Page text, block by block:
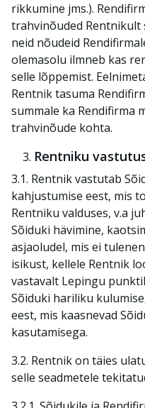
rikkumine jms.).
trahvinõuded Rentnikult
neid nõudeid
olemasolu ilmneb kas
selle lõppemist.
Rentnik tasuma
summale ka Rendifirma
trahvinõude kohta.
Rentniku
3.1. Rentnik vastutab
kahjustumise eest, mis
Rentniku valduses, v.a
Sõiduki hävimine,
asjaoludel, mis ei
isikust, kellele Rentnik
vastavalt Lepingu
Sõiduki hariliku
eest, mis kaasnevad
kasutamisega.
3.2. Rentnik on täies
selle seadmetele